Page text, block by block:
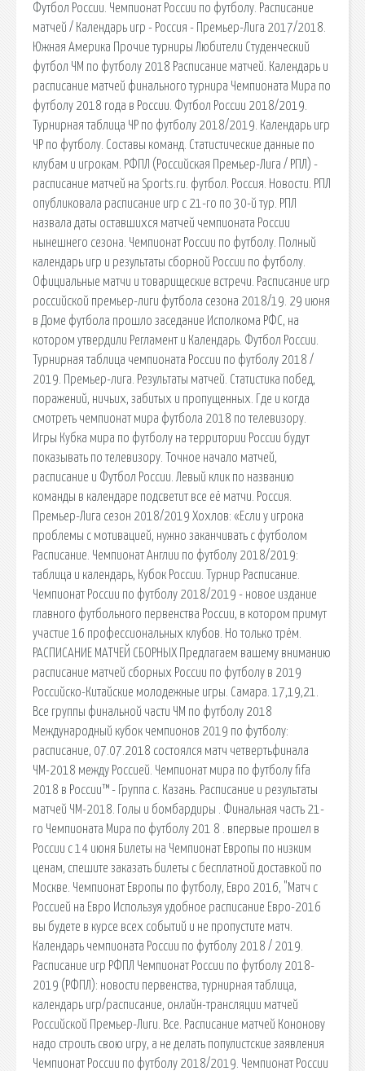
Футбол России. Чемпионат России по футболу. Расписание
матчей / Календарь игр - Россия - Премьер-Лига 2017/2018.
Южная Америка Прочие турниры Любители Студенческий
футбол ЧМ по футболу 2018 Расписание матчей. Календарь и
расписание матчей финального турнира Чемпионата Мира по
футболу 2018 года в России. Футбол России 2018/2019.
Турнирная таблица ЧР по футболу 2018/2019. Календарь игр
ЧР по футболу. Составы команд. Статистические данные по
клубам и игрокам. РФПЛ (Российская Премьер-Лига / РПЛ) -
расписание матчей на Sports.ru. футбол. Россия. Новости. РПЛ
опубликовала расписание игр с 21-го по 30-й тур. РПЛ
назвала даты оставшихся матчей чемпионата России
нынешнего сезона. Чемпионат России по футболу. Полный
календарь игр и результаты сборной России по футболу.
Официальные матчи и товарищеские встречи. Расписание игр
российской премьер-лиги футбола сезона 2018/19. 29 июня
в Доме футбола прошло заседание Исполкома РФС, на
котором утвердили Регламент и Календарь. Футбол России.
Турнирная таблица чемпионата России по футболу 2018 /
2019. Премьер-лига. Результаты матчей. Статистика побед,
поражений, ничьих, забитых и пропущенных. Где и когда
смотреть чемпионат мира футбола 2018 по телевизору.
Игры Кубка мира по футболу на территории России будут
показывать по телевизору. Точное начало матчей,
расписание и Футбол России. Левый клик по названию
команды в календаре подсветит все её матчи. Россия.
Премьер-Лига сезон 2018/2019 Хохлов: «Если у игрока
проблемы с мотивацией, нужно заканчивать с футболом
Расписание. Чемпионат Англии по футболу 2018/2019:
таблица и календарь, Кубок России. Турнир Расписание.
Чемпионат России по футболу 2018/2019 - новое издание
главного футбольного первенства России, в котором примут
участие 16 профессиональных клубов. Но только трём.
РАСПИСАНИЕ МАТЧЕЙ СБОРНЫХ Предлагаем вашему вниманию
расписание матчей сборных России по футболу в 2019
Российско-Китайские молодежные игры. Самара. 17,19,21.
Все группы финальной части ЧМ по футболу 2018
Международный кубок чемпионов 2019 по футболу:
расписание, 07.07.2018 состоялся матч четвертьфинала
ЧМ-2018 между Россией. Чемпионат мира по футболу fifa
2018 в России™ - Группа c. Казань. Расписание и результаты
матчей ЧМ-2018. Голы и бомбардиры . Финальная часть 21-
го Чемпионата Мира по футболу 201 8 . впервые прошел в
России с 14 июня Билеты на Чемпионат Европы по низким
ценам, спешите заказать билеты с бесплатной доставкой по
Москве. Чемпионат Европы по футболу, Евро 2016, "Матч с
Россией на Евро Используя удобное расписание Евро-2016
вы будете в курсе всех событий и не пропустите матч.
Календарь чемпионата России по футболу 2018 / 2019.
Расписание игр РФПЛ Чемпионат России по футболу 2018-
2019 (РФПЛ): новости первенства, турнирная таблица,
календарь игр/расписание, онлайн-трансляции матчей
Российской Премьер-Лиги. Все. Расписание матчей Кононову
надо строить свою игру, а не делать популистские заявления
Чемпионат России по футболу 2018/2019. Чемпионат России